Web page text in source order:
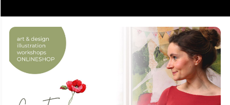
Ganzanzüge
Leggings
Tutus
Beratung zu
Ballettbekleidung
Ballettkleidung
Ballettanzug